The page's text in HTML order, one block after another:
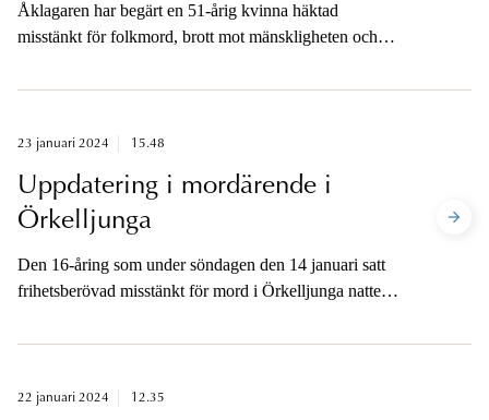
Åklagaren har begärt en 51-årig kvinna häktad
misstänkt för folkmord, brott mot mänskligheten och
23 januari 2024 15.48
Uppdatering i mordärende i
Örkelljunga
Den 16-åring som under söndagen den 14 januari satt
frihetsberövad misstänkt för mord i Örkelljunga natten
misstänkt i ärendet.
22 januari 2024 12.35